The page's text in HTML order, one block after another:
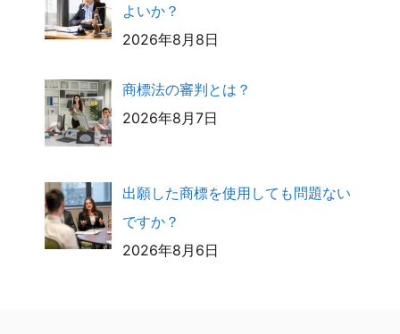
よいか？
2026年8月8日
商標法の審判とは？
2026年8月7日
出願した商標を使用しても問題ない
ですか？
2026年8月6日